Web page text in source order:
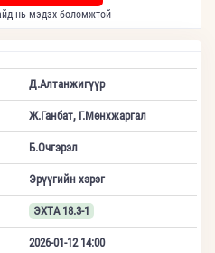
нь мэдэх боломжтой
Д.Алтанжигүүр
Ж.Ганбат, Г.Мөнхжаргал
Б.Очгэрэл
Эрүүгийн хэрэг
ЭХТА 18.3-1
2026-01-12 14:00